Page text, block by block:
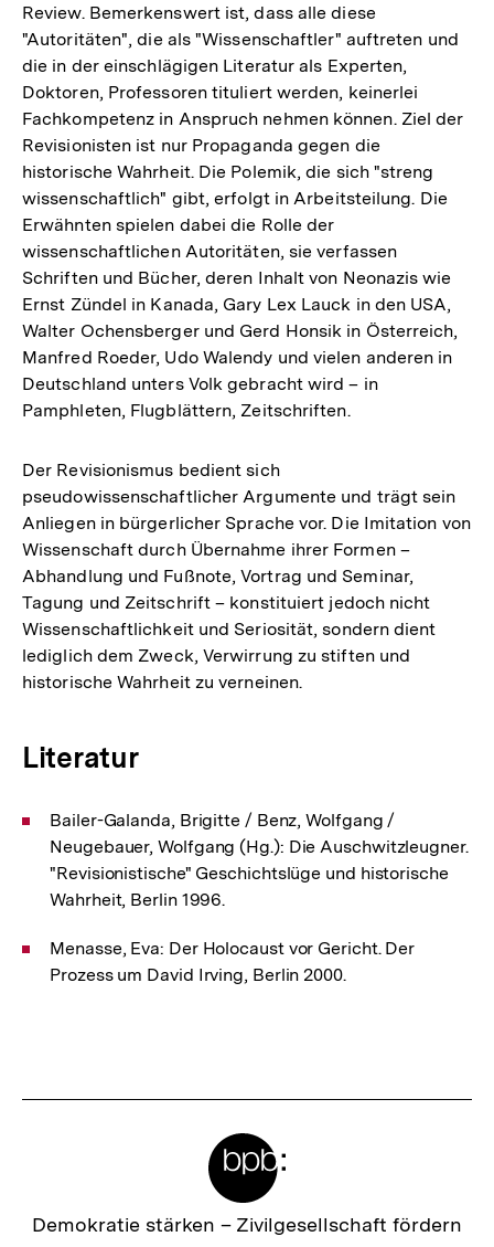
Review. Bemerkenswert ist, dass alle diese
"Autoritäten", die als "Wissenschaftler" auftreten und
die in der einschlägigen Literatur als Experten,
Doktoren, Professoren tituliert werden, keinerlei
Fachkompetenz in Anspruch nehmen können. Ziel der
Revisionisten ist nur Propaganda gegen die
historische Wahrheit. Die Polemik, die sich "streng
wissenschaftlich" gibt, erfolgt in Arbeitsteilung. Die
Erwähnten spielen dabei die Rolle der
wissenschaftlichen Autoritäten, sie verfassen
Schriften und Bücher, deren Inhalt von Neonazis wie
Ernst Zündel in Kanada, Gary Lex Lauck in den USA,
Walter Ochensberger und Gerd Honsik in Österreich,
Manfred Roeder, Udo Walendy und vielen anderen in
Deutschland unters Volk gebracht wird – in
Pamphleten, Flugblättern, Zeitschriften.
Der Revisionismus bedient sich
pseudowissenschaftlicher Argumente und trägt sein
Anliegen in bürgerlicher Sprache vor. Die Imitation von
Wissenschaft durch Übernahme ihrer Formen –
Abhandlung und Fußnote, Vortrag und Seminar,
Tagung und Zeitschrift – konstituiert jedoch nicht
Wissenschaftlichkeit und Seriosität, sondern dient
lediglich dem Zweck, Verwirrung zu stiften und
historische Wahrheit zu verneinen.
Literatur
Bailer-Galanda, Brigitte / Benz, Wolfgang /
Neugebauer, Wolfgang (Hg.): Die Auschwitzleugner.
"Revisionistische" Geschichtslüge und historische
Wahrheit, Berlin 1996.
Menasse, Eva: Der Holocaust vor Gericht. Der
Prozess um David Irving, Berlin 2000.
Zur
Demokratie stärken – Zivilgesellschaft fördern